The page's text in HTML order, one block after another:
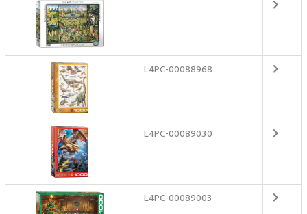
L4PC-00088968
L4PC-00089030
L4PC-00089003